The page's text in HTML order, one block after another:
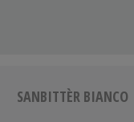
SANBITTÈR BIANCO